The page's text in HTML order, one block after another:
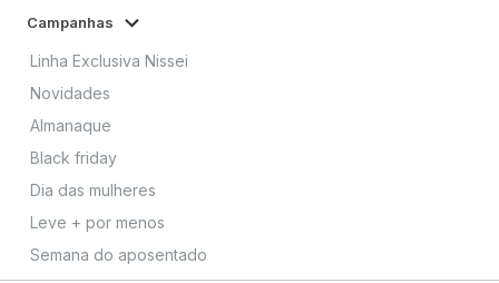
Campanhas
Linha Exclusiva Nissei
Novidades
Almanaque
Black friday
Dia das mulheres
Leve + por menos
Semana do aposentado